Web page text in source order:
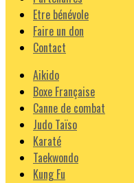
Etre bénévole
Faire un don
Contact
Aikido
Boxe Française
Canne de combat
Judo Taïso
Karaté
Taekwondo
Kung Fu